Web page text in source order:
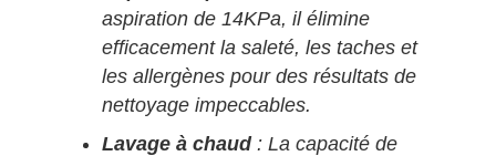
aspiration de 14KPa, il élimine
efficacement la saleté, les taches et
les allergènes pour des résultats de
nettoyage impeccables.
Lavage à chaud: La capacité de